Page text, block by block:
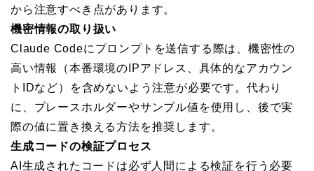
から注意すべき点があります。
機密情報の取り扱い
Claude Codeにプロンプトを送信する際は、機密性の
高い情報（本番環境のIPアドレス、具体的なアカウン
トIDなど）を含めないよう注意が必要です。代わり
に、プレースホルダーやサンプル値を使用し、後で実
際の値に置き換える方法を推奨します。
生成コードの検証プロセス
AI生成されたコードは必ず人間による検証を行う必要